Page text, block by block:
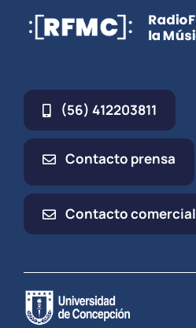
(56) 412203811
Contacto prensa
Contacto comercial